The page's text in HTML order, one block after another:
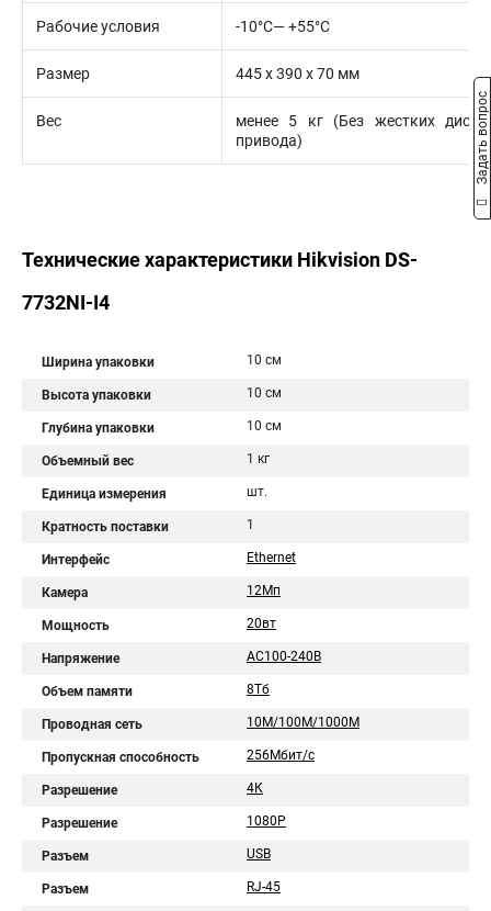
Рабочие условия -10°C— +55°C
Размер 445 x 390 x 70 мм
Вес
менее 5 кг (Без жестких
привода)
Технические характеристики Hikvision DS-
7732NI-I4
Ширина упаковки 10 см
Высота упаковки 10 см
Глубина упаковки 10 см
Объемный вес 1 кг
Единица измерения шт.
Кратность поставки 1
Интерфейс Ethernet
Камера 12Мп
Мощность 20вт
Напряжение АC100-240В
Объем памяти 8Тб
Проводная сеть 10M/100M/1000M
Пропускная способность 256Мбит/с
Разрешение 4К
Разрешение 1080Р
Разъем USB
Разъем RJ-45
Задать вопрос